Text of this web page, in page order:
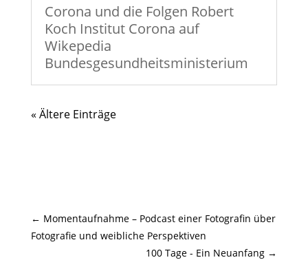
Corona und die Folgen Robert
Koch Institut Corona auf
Wikepedia
Bundesgesundheitsministerium
« Ältere Einträge
← Momentaufnahme – Podcast einer Fotografin über
Fotografie und weibliche Perspektiven
100 Tage - Ein Neuanfang →